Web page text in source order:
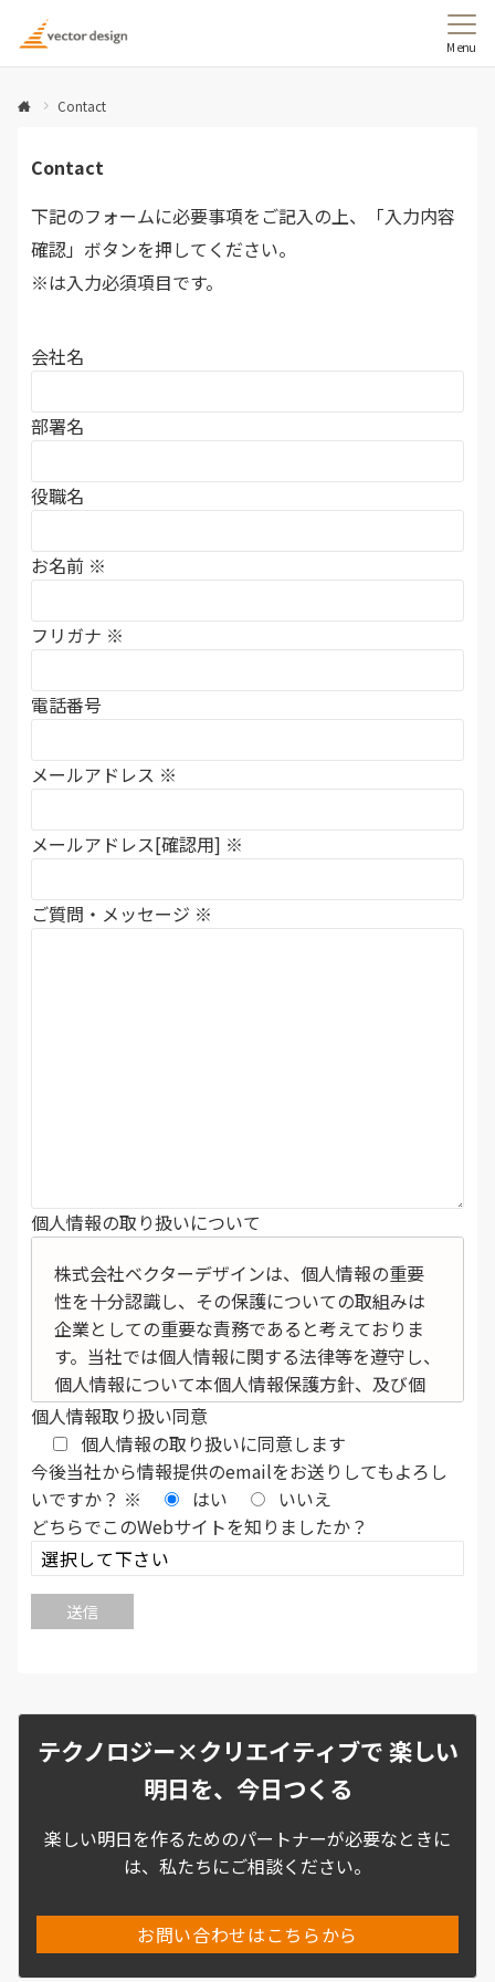
Menu
Contact
Contact
下記のフォームに必要事項をご記入の上、「入力内容
確認」ボタンを押してください。
※は入力必須項目です。
会社名
部署名
役職名
お名前 ※
フリガナ ※
電話番号
メールアドレス ※
メールアドレス[確認用] ※
ご質問・メッセージ ※
個人情報の取り扱いについて
株式会社ベクターデザインは、個人情報の重要
性を十分認識し、その保護についての取組みは
企業としての重要な責務であると考えておりま
す。当社では個人情報に関する法律等を遵守し、
個人情報について本個人情報保護方針、及び個
人情報保護規定その他の規定に従い以下の取組
みを実施し、適正な取扱いに努めます。
1.個人情報の収集・利用・提供
お客様の個人情報を取得させていただく場合に
は、その利用の目的をできるかぎり特定すると
ともに、お客様に対する当社の窓口などをあら
かじめ明示した上で、必要な範囲の個人情報を
取得させていただきます。また、お客様の同意な
くして第三者に提供・開示いたしません。
を、電子メール、郵便等によりお客様に送信も
しくは送付し、または電話させていただく場合
がございます。お客様は、下記に記載します当社
窓口へお申し出いただくことにより、これらの
取扱いを中止させたり、再開させたりさせるこ
とができます。
2.個人情報の管理
個人情報の管理については、それが正確かつ最
新の状態で保たれるように細心の注意を払い、
個人情報取り扱い同意
個人情報の取り扱いに同意します
今後当社から情報提供のemailをお送りしてもよろし
いですか？ ※ はい
いいえ
どちらでこのWebサイトを知りましたか？
テクノロジー×クリエイティブで 楽しい
明日を、今日つくる
楽しい明日を作るためのパートナーが必要なときに
は、私たちにご相談ください。
お問い合わせはこちらから